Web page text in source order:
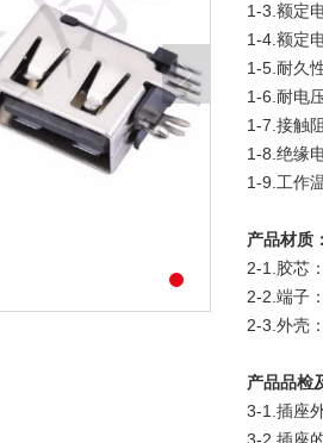
1-3.额定
1-4.额定
1-5.耐久
1-6.耐电
1-7.接触
1-8.绝缘
1-9.工作
产品材质
2-1.胶芯
2-2.端子
2-3.外壳
产品品检
3-1.插座